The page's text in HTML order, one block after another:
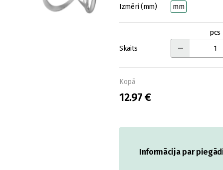
Izmēri (mm) mm
Skaits
pcs
Kopā
12.97 €
Informācija par